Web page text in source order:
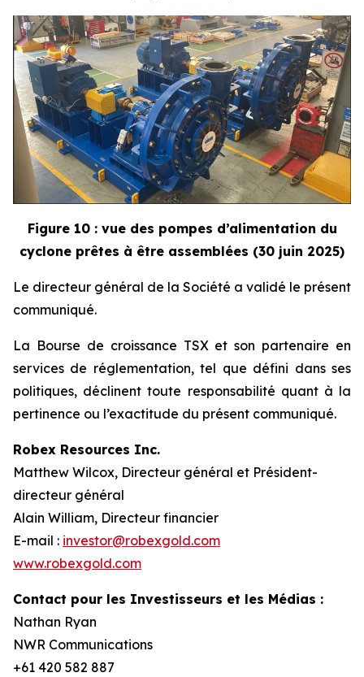
Figure 10 : vue des pompes d’alimentation du
cyclone prêtes à être assemblées (30 juin 2025)
Le directeur général de la Société a validé le présent
communiqué.
La Bourse de croissance TSX et son partenaire en
services de réglementation, tel que défini dans ses
politiques, déclinent toute responsabilité quant à la
pertinence ou l’exactitude du présent communiqué.
Robex Resources Inc.
Matthew Wilcox, Directeur général et Président-
directeur général
Alain William, Directeur financier
E-mail : investor@robexgold.com
www.robexgold.com
Contact pour les Investisseurs et les Médias :
Nathan Ryan
NWR Communications
+61 420 582 887